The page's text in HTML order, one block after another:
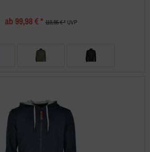
ab 99,98 € * 119,95 € *UVP